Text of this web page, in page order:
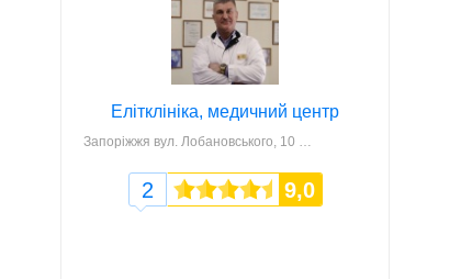
Елітклініка, медичний центр
Запоріжжя вул. Лобановського, 10
2 9,0